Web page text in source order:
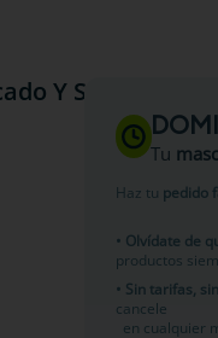
Y Salmon
Tu
Haz tu pedido
• Olvídate de
productos
• Sin tarifas,
cancele
en cualquier